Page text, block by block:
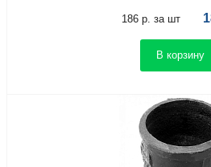
186 р. за шт
В корзину